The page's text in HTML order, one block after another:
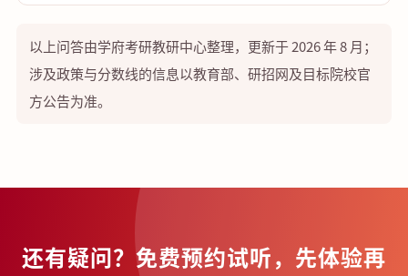
以上问答由学府考研教研中心整理，更新于 2026 年 8 月；
涉及政策与分数线的信息以教育部、研招网及目标院校官
方公告为准。
还有疑问？免费预约试听，先体验再